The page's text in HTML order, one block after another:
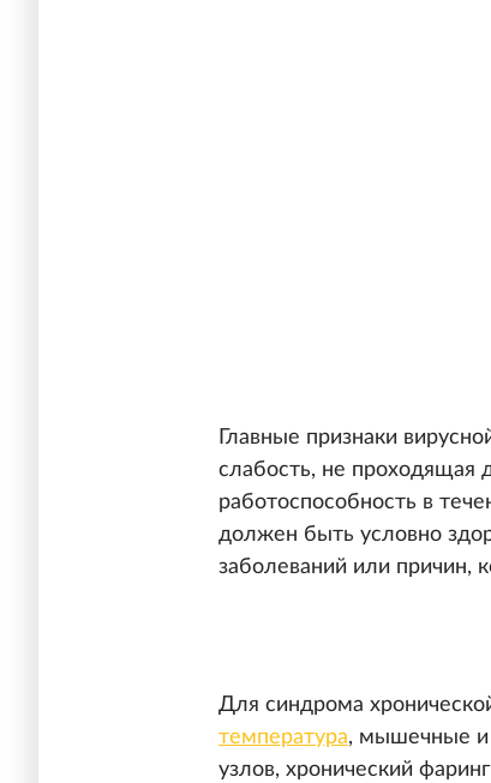
Главные признаки
слабость, не проходящая
работоспособность в
должен быть условно
заболеваний или причин,
Для синдрома
температура, мышечные и
узлов, хронический